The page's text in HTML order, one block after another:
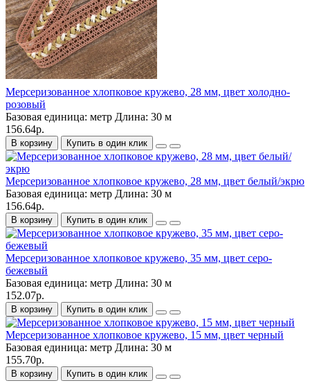
Мерсеризованное хлопковое кружево, 28 мм, цвет холодно-
розовый
Базовая единица: метр Длина: 30 м
156.64р.
В корзину Купить в один клик
Мерсеризованное хлопковое кружево, 28 мм, цвет белый/экрю
Базовая единица: метр Длина: 30 м
156.64р.
В корзину Купить в один клик
Мерсеризованное хлопковое кружево, 35 мм, цвет серо-
бежевый
Базовая единица: метр Длина: 30 м
152.07р.
В корзину Купить в один клик
Мерсеризованное хлопковое кружево, 15 мм, цвет черный
Базовая единица: метр Длина: 30 м
155.70р.
В корзину Купить в один клик